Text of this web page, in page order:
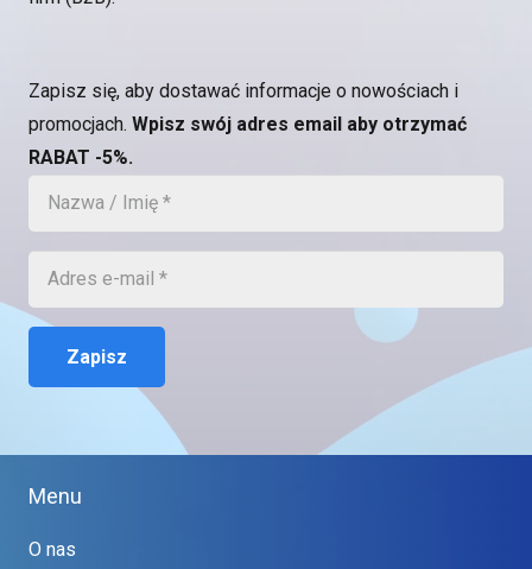
Zapisz się, aby dostawać informacje o nowościach i
promocjach. Wpisz swój adres email aby otrzymać
RABAT -5%.
Zapisz
Menu
O nas